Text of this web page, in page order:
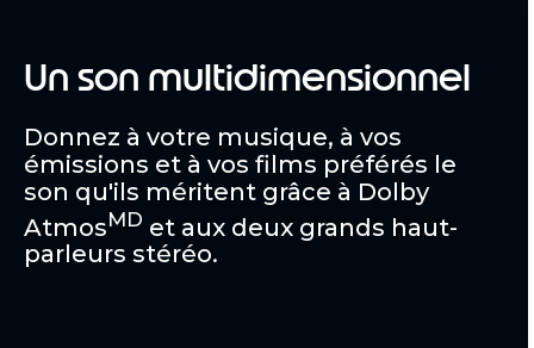
Un son multidimensionnel
Donnez à votre musique, à vos
émissions et à vos films préférés le
son qu'ils méritent grâce à Dolby
AtmosMD et aux deux grands haut-
parleurs stéréo.